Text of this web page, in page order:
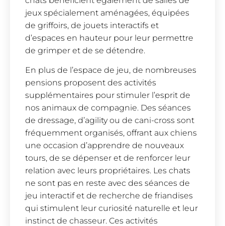
jeux spécialement aménagées, équipées
de griffoirs, de jouets interactifs et
d’espaces en hauteur pour leur permettre
de grimper et de se détendre.
En plus de l’espace de jeu, de nombreuses
pensions proposent des activités
supplémentaires pour stimuler l’esprit de
nos animaux de compagnie. Des séances
de dressage, d’agility ou de cani-cross sont
fréquemment organisés, offrant aux chiens
une occasion d’apprendre de nouveaux
tours, de se dépenser et de renforcer leur
relation avec leurs propriétaires. Les chats
ne sont pas en reste avec des séances de
jeu interactif et de recherche de friandises
qui stimulent leur curiosité naturelle et leur
instinct de chasseur. Ces activités